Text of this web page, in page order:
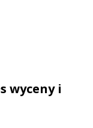
wyceny i